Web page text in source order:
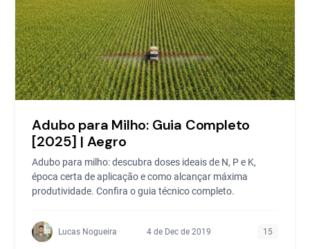
Adubo para Milho: Guia Completo
[2025] | Aegro
Adubo para milho: descubra doses ideais de N, P e K,
época certa de aplicação e como alcançar máxima
produtividade. Confira o guia técnico completo.
Lucas Nogueira 4 de Dec de 2019 15